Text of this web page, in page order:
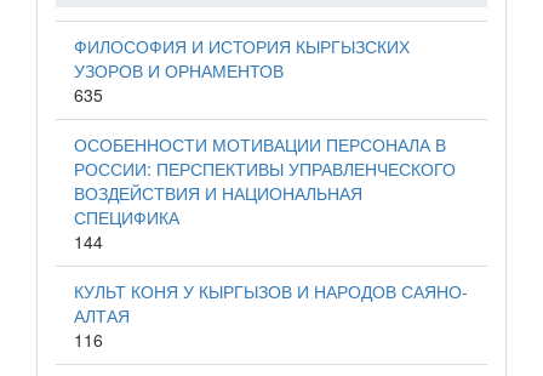
ФИЛОСОФИЯ И ИСТОРИЯ КЫРГЫЗСКИХ
УЗОРОВ И ОРНАМЕНТОВ
635
ОСОБЕННОСТИ МОТИВАЦИИ ПЕРСОНАЛА В
РОССИИ: ПЕРСПЕКТИВЫ УПРАВЛЕНЧЕСКОГО
ВОЗДЕЙСТВИЯ И НАЦИОНАЛЬНАЯ
СПЕЦИФИКА
144
КУЛЬТ КОНЯ У КЫРГЫЗОВ И НАРОДОВ САЯНО-
АЛТАЯ
116